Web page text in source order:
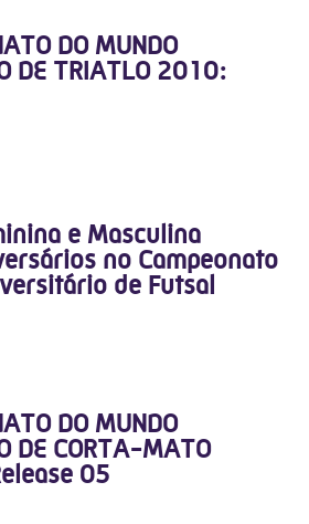
DO MUNDO
DE TRIATLO 2010:
e Masculina
no Campeonato
de Futsal
DO MUNDO
DE CORTA-MATO
05